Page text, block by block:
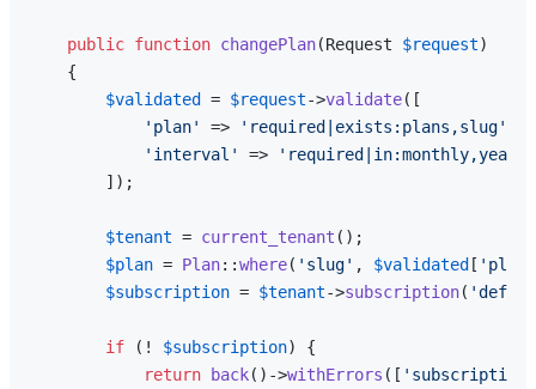
public function changePlan(Request $request)
{
$validated
= $request->validate([
'plan'
=> 'required|exists:plans,slug'
'interval'
=>
        ]);
$tenant = current_tenant ();
$plan = Plan::where( 'slug' , $validated [ 'plan'
$subscription = $tenant->subscription(
if (! $subscription) {
return
back()->withErrors ([ 'subscription'